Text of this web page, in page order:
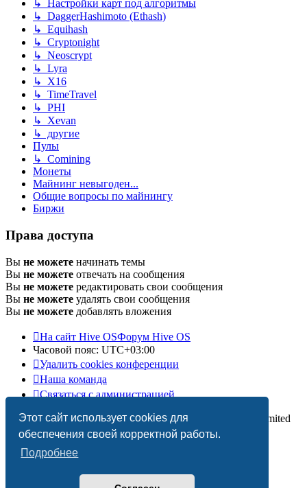
Этот сайт использует cookies для
обеспечения своей корректной работы.
Подробнее
↳ Настройки карт под алгоритмы
↳ DaggerHashimoto (Ethash)
↳ Equihash
↳ Cryptonight
↳ Neoscrypt
↳ Lyra
↳ X16
↳ TimeTravel
↳ PHI
↳ Xevan
↳ другие
Пулы
↳ Comining
Монеты
Майнинг невыгоден...
Общие вопросы по майнингу
Биржи
Права доступа
Вы не можете начинать темы
Вы не можете отвечать на сообщения
Вы не можете редактировать свои сообщения
Вы не можете удалять свои сообщения
Вы не можете добавлять вложения
На сайт Hive OSФорум Hive OS
Часовой пояс: UTC+03:00
Удалить cookies конференции
Наша команда
Связаться с администрацией
Создано на основеphpBB ® Forum Software © phpBB Limited
Русская поддержка phpBB